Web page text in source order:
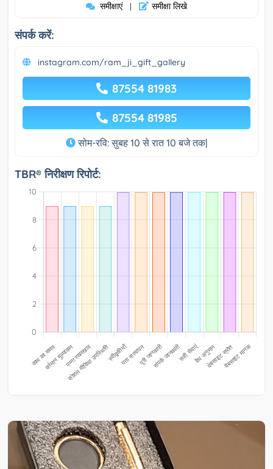
समीक्षाएं | समीक्षा लिखे
संपर्क करें:
instagram.com/ram_ji_gift_gallery
87554 81983
87554 81985
सोम-रवि: सुबह 10 से रात 10 बजे तक|
TBR® निरीक्षण रिपोर्ट: